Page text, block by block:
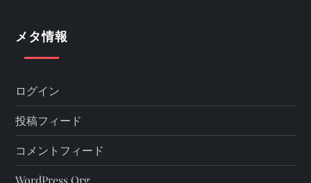
メタ情報
ログイン
投稿フィード
コメントフィード
WordPress.org